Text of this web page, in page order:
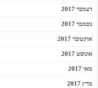
דצמבר 2017
נובמבר 2017
אוקטובר 2017
אוגוסט 2017
מאי 2017
מרץ 2017